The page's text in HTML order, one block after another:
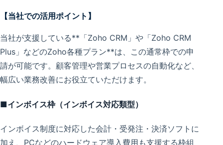
【当社での活用ポイント】
当社が支援している**「Zoho CRM」や「Zoho CRM
Plus」などのZoho各種プラン**は、この通常枠での申
請が可能です。顧客管理や営業プロセスの自動化など、
幅広い業務改善にお役立ていただけます。
■インボイス枠（インボイス対応類型）
インボイス制度に対応した会計・受発注・決済ソフトに
加え、PCなどのハードウェア導入費用も支援する枠組